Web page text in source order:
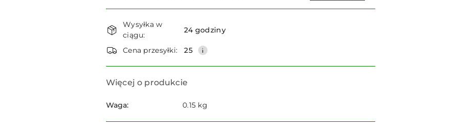
Wyślij
Dostępność
i
dostawa
Wysyłka w
ciągu:
24 godziny
Cena przesyłki: 25
Więcej o produkcie
Waga: 0.15 kg